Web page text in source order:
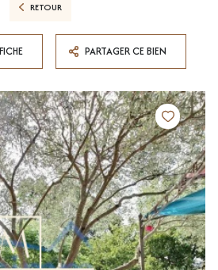
RETOUR
PARTAGER CE BIEN